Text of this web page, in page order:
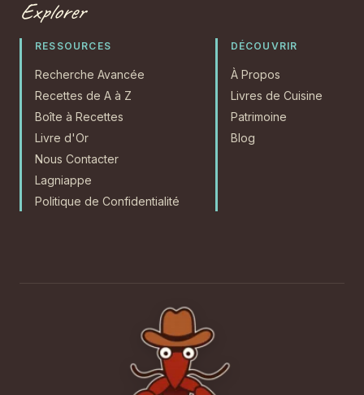
Explorer
RESSOURCES
Recherche Avancée
Recettes de A à Z
Boîte à Recettes
Livre d'Or
Nous Contacter
Lagniappe
Politique de Confidentialité
DÉCOUVRIR
À Propos
Livres de Cuisine
Patrimoine
Blog